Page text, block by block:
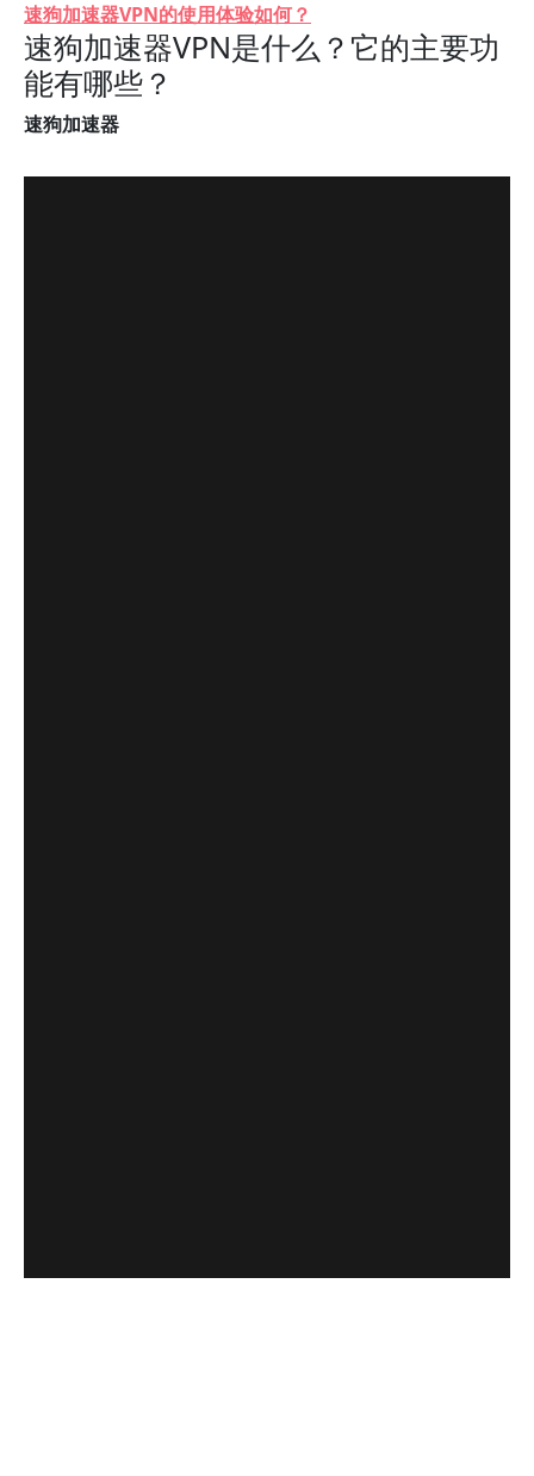
速狗加速器VPN的使用体验如何？
速狗加速器VPN是什么？它的主要功
能有哪些？
速狗加速器